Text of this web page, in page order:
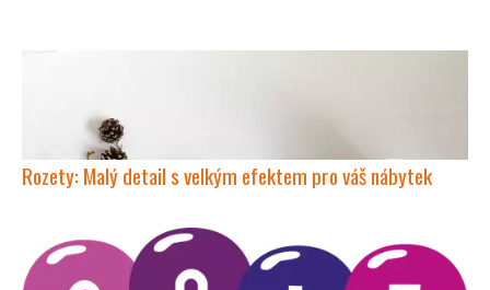
Rozety: Malý detail s velkým efektem pro váš nábytek